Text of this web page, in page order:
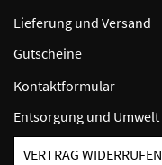
Lieferung und Versand
Gutscheine
Kontaktformular
Entsorgung und Umwelt
VERTRAG WIDERRUFEN